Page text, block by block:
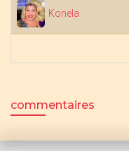
Konela
commentaires